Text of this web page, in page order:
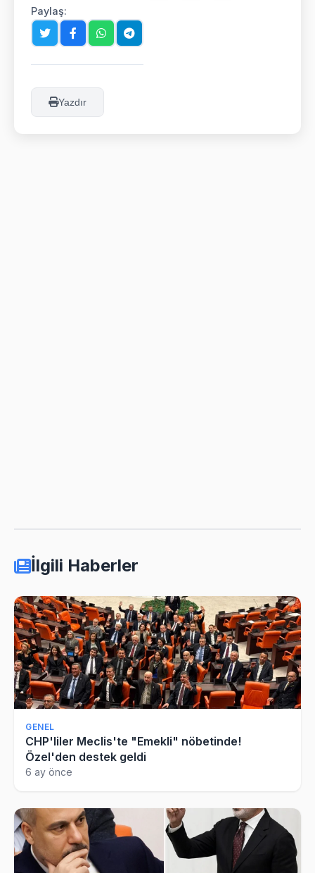
Paylaş:
Yazdır
İlgili Haberler
GENEL
CHP'liler Meclis'te "Emekli" nöbetinde!
Özel'den destek geldi
6 ay önce